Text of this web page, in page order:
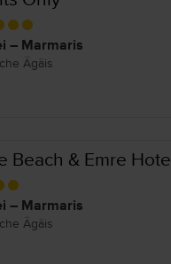
– Marmaris
Ägäis
Beach & Emre Hotel
– Marmaris
Ägäis